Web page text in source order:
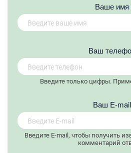
Ваше имя
Вaш
Введите только цифры.
Вaш E-mail
Введите E-mail, чтобы получить
комментарий